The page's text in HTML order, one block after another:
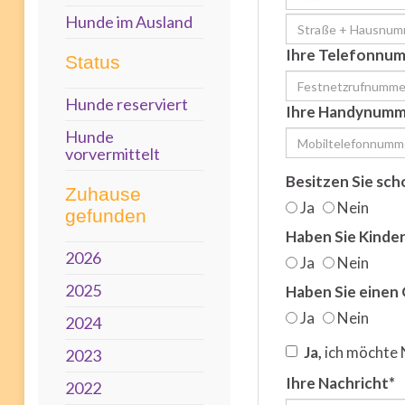
Hunde im Ausland
Status
Hunde reserviert
Hunde
vorvermittelt
Zuhause
gefunden
2026
2025
2024
2023
2022
Ihre
Ihre
Besitzen Sie
Ja
Nein
Haben Sie
Ja
Nein
Haben Sie einen
Ja
Nein
Ja, ich möchte
Ihre Nachricht*